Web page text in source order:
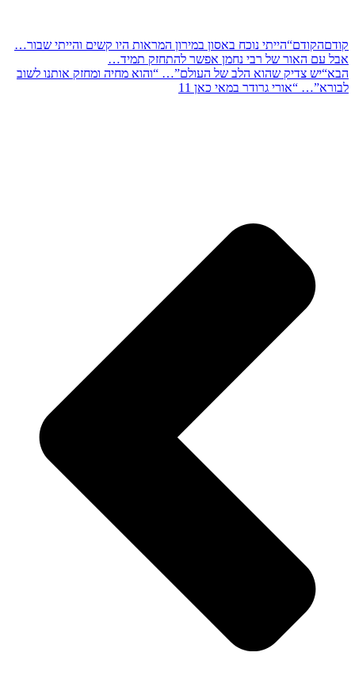
קודםהקודם“הייתי נוכח באסון במירון המראות היו קשים והייתי שבור…
אבל עם האור של רבי נחמן אפשר להתחזק תמיד…
הבא“יש צדיק שהוא הלב של העולם”… “והוא מחיה ומחזק אותנו לשוב
לבורא”… “אורי גרודר במאי כאן 11